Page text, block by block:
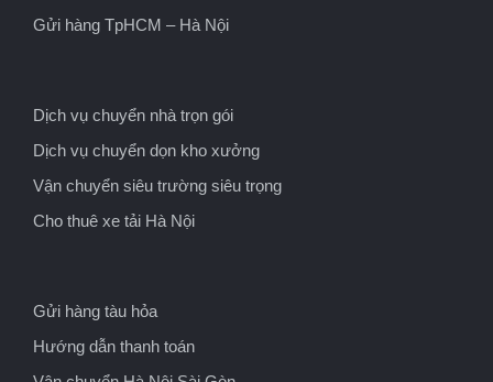
Gửi hàng TpHCM – Hà Nội
Dịch vụ chuyển nhà trọn gói
Dịch vụ chuyển dọn kho xưởng
Vận chuyển siêu trường siêu trọng
Cho thuê xe tải Hà Nội
Gửi hàng tàu hỏa
Hướng dẫn thanh toán